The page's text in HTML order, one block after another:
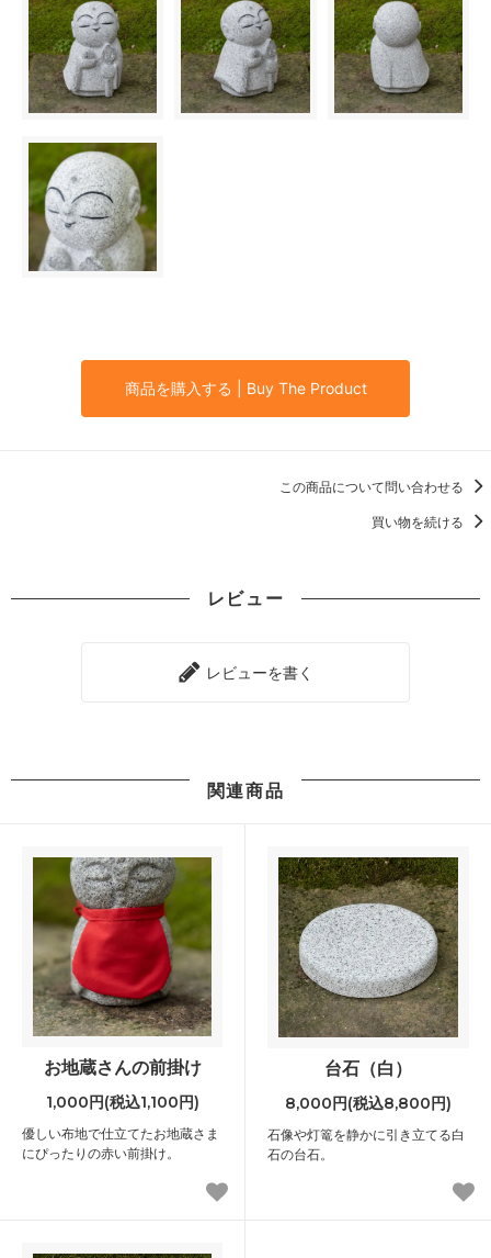
商品を購入する | Buy The Product
この商品について問い合わせる
買い物を続ける
レビュー
レビューを書く
関連商品
お地蔵さんの前掛け
1,000円(税込1,100円)
優しい布地で仕立てたお地蔵さま
にぴったりの赤い前掛け。
台石（白）
8,000円(税込8,800円)
石像や灯篭を静かに引き立てる白
石の台石。